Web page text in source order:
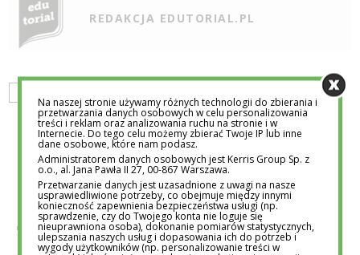
REDAKCJA EDUTORIAL.PL
POWIĄZANE POSTY
Na naszej stronie używamy różnych technologii do zbierania i
przetwarzania danych osobowych w celu personalizowania
treści i reklam oraz analizowania ruchu na stronie i w
Internecie. Do tego celu możemy zbierać Twoje IP lub inne
dane osobowe, które nam podasz.
Administratorem danych osobowych jest Kerris Group Sp. z
o.o., al. Jana Pawła II 27, 00-867 Warszawa.
Przetwarzanie danych jest uzasadnione z uwagi na nasze
usprawiedliwione potrzeby, co obejmuje między innymi
konieczność zapewnienia bezpieczeństwa usługi (np.
sprawdzenie, czy do Twojego konta nie loguje się
nieuprawniona osoba), dokonanie pomiarów statystycznych,
ulepszania naszych usług i dopasowania ich do potrzeb i
wygody użytkowników (np. personalizowanie treści w